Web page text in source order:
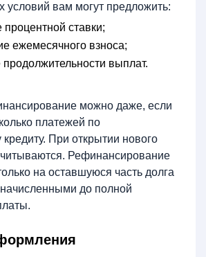
условий вам могут предложить:
ставки;
ежемесячного взноса;
выплат.
можно даже, если
платежей по
При открытии нового
Рефинансирование
на оставшуюся часть долга
до полной